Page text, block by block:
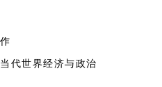
代世界经济与政治